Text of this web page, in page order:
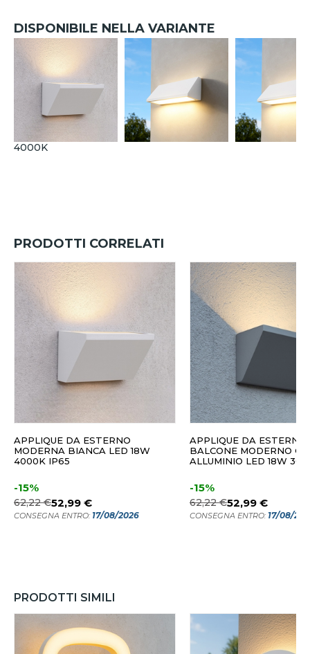
DISPONIBILE NELLA VARIANTE
4000K
PRODOTTI CORRELATI
APPLIQUE DA ESTERNO
MODERNA BIANCA LED 18W
4000K IP65
-15%
62,22 €52,99 €
CONSEGNA ENTRO: 17/08/2026
APPLIQUE DA ESTERNO
BALCONE MODERNO
ALLUMINIO LED 18W
-15%
62,22 €52,99 €
CONSEGNA ENTRO: 17/08/
PRODOTTI SIMILI